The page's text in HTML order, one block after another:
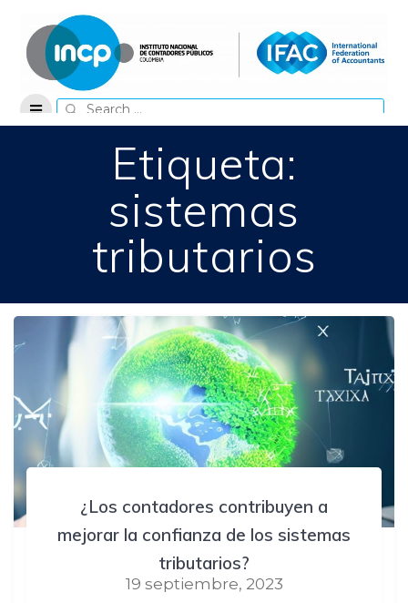
content
Search
for:
Etiqueta:
sistemas
tributarios
¿Los contadores contribuyen a
mejorar la confianza de los sistemas
tributarios?
19 septiembre, 2023